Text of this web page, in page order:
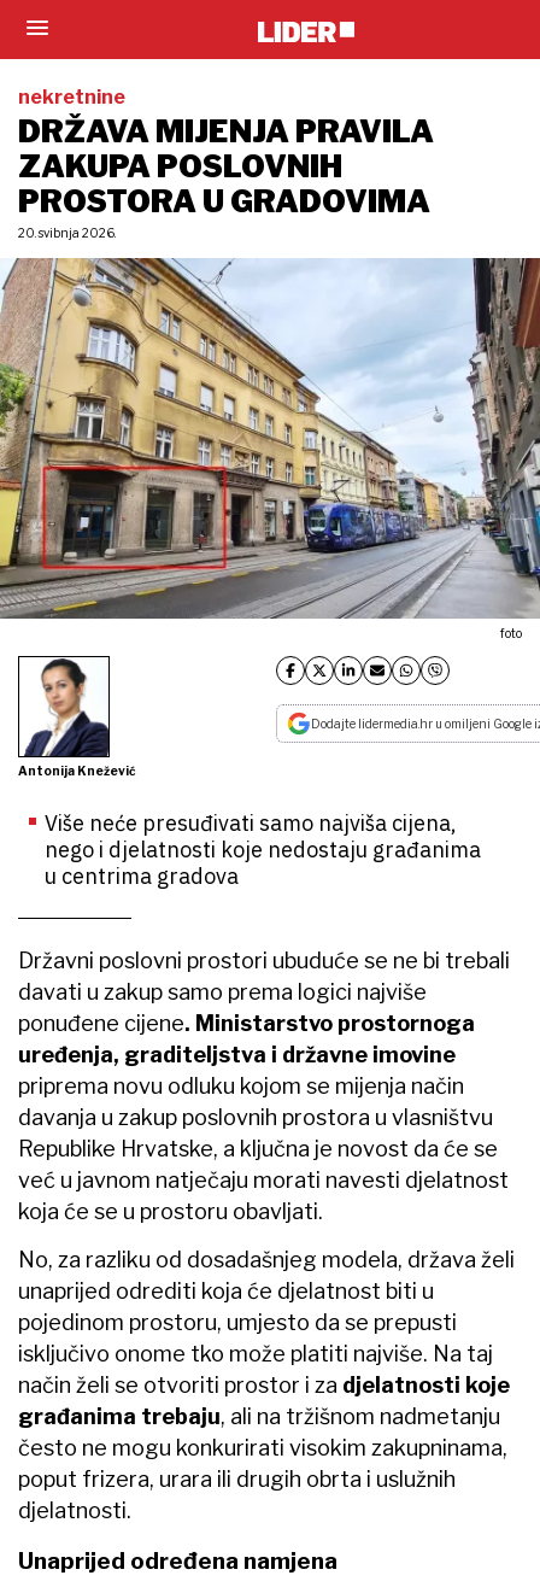
nekretnine
DRŽAVA MIJENJA PRAVILA
ZAKUPA POSLOVNIH
PROSTORA U GRADOVIMA
20. svibnja 2026.
foto
Antonija Knežević
Dodajte lidermedia.hr u omiljeni Google
Više neće presuđivati samo najviša cijena,
nego i djelatnosti koje nedostaju građanima
u centrima gradova
Državni poslovni prostori ubuduće se ne bi trebali
davati u zakup samo prema logici najviše
ponuđene cijene. Ministarstvo prostornoga
uređenja, graditeljstva i državne imovine
priprema novu odluku kojom se mijenja način
davanja u zakup poslovnih prostora u vlasništvu
Republike Hrvatske, a ključna je novost da će se
već u javnom natječaju morati navesti djelatnost
koja će se u prostoru obavljati.
No, za razliku od dosadašnjeg modela, država želi
unaprijed odrediti koja će djelatnost biti u
pojedinom prostoru, umjesto da se prepusti
isključivo onome tko može platiti najviše. Na taj
način želi se otvoriti prostor i za djelatnosti koje
građanima trebaju, ali na tržišnom nadmetanju
često ne mogu konkurirati visokim zakupninama,
poput frizera, urara ili drugih obrta i uslužnih
djelatnosti.
Unaprijed određena namjena